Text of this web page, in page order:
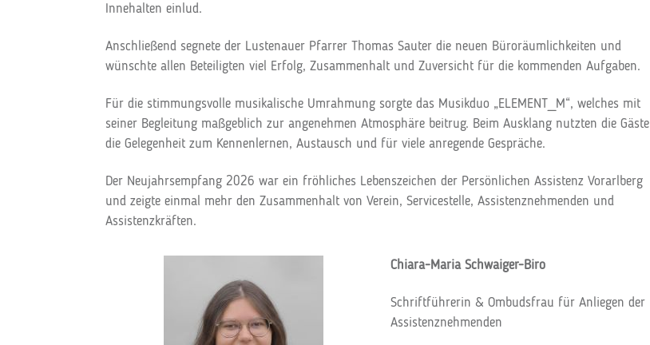
Innehalten einlud.
Anschließend segnete der Lustenauer Pfarrer Thomas Sauter die neuen Büroräumlichkeiten und
wünschte allen Beteiligten viel Erfolg, Zusammenhalt und Zuversicht für die kommenden Aufgaben.
Für die stimmungsvolle musikalische Umrahmung sorgte das Musikduo „ELEMENT_M“, welches mit
seiner Begleitung maßgeblich zur angenehmen Atmosphäre beitrug. Beim Ausklang nutzten die Gäste
die Gelegenheit zum Kennenlernen, Austausch und für viele anregende Gespräche.
Der Neujahrsempfang 2026 war ein fröhliches Lebenszeichen der Persönlichen Assistenz Vorarlberg
und zeigte einmal mehr den Zusammenhalt von Verein, Servicestelle, Assistenznehmenden und
Assistenzkräften.
Chiara-Maria Schwaiger-Biro
Schriftführerin & Ombudsfrau für Anliegen der
Assistenznehmenden